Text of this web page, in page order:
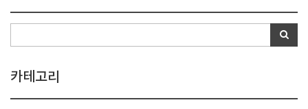
카테고리